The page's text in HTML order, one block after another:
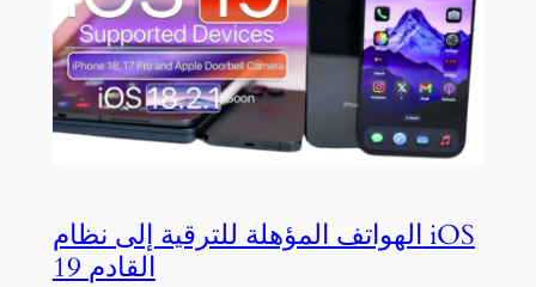
الهواتف المؤهلة للترقية إلى نظام iOS
19 القادم